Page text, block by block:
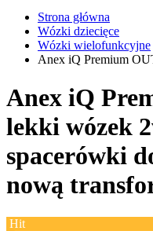
Strona główna
Wózki dziecięce
Wózki wielofunkcyjne
Anex iQ Premium
Anex iQ
lekki wózek
spacerówki
nową
Hit